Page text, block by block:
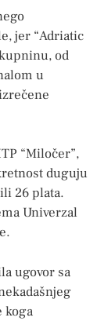
jer “Adriatic
od
u
“Miločer”,
duguju
26 plata.
Univerzal
ugovor sa
koga